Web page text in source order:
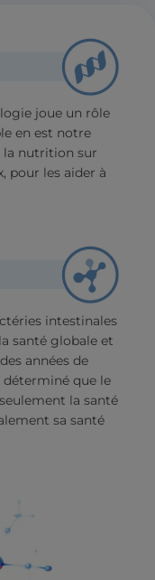
joue un rôle
en est notre
la nutrition sur
pour les aider à
intestinales
santé globale et
années de
déterminé que le
la santé
sa santé